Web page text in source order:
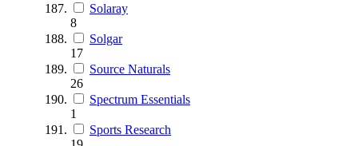
Solaray
8
Solgar
17
Source Naturals
26
Spectrum Essentials
1
Sports Research